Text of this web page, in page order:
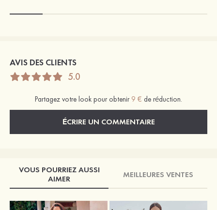
AVIS DES CLIENTS
5.0
Partagez votre look pour obtenir 9 € de réduction.
ÉCRIRE UN COMMENTAIRE
VOUS POURRIEZ AUSSI
AIMER
MEILLEURES VENTES